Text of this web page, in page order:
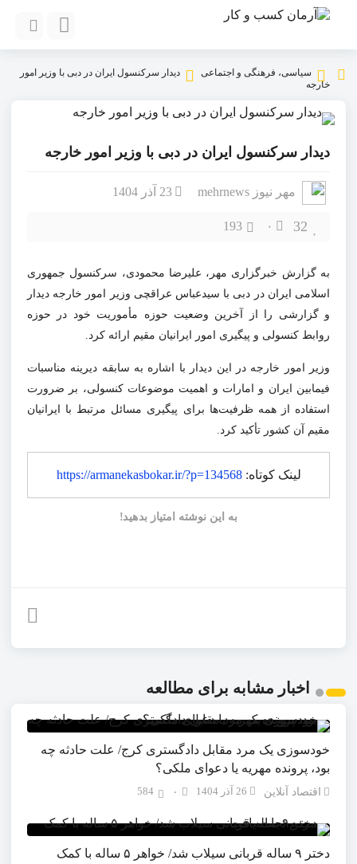
سیاسی، فرهنگی و اجتماعی
دیدار سرکنسول ایران در دبی با وزیر امور
خارجه
دیدار سرکنسول ایران در دبی با وزیر امور خارجه
مهر نیوز mehrnews 23 آذر 1404
32 ۰ 193
به گزارش خبرگزاری مهر، علیرضا محمودی، سرکنسول جمهوری
اسلامی ایران در دبی با سیدعباس عراقچی وزیر امور خارجه دیدار
و گزارشی را از آخرین وضعیت حوزه مأموریت خود در حوزه
روابط کنسولی و پیگیری امور ایرانیان مقیم ارائه کرد.
وزیر امور خارجه در این دیدار با اشاره به سابقه دیرینه مناسبات
فیمابین ایران و امارات و اهمیت موضوعات کنسولی، بر ضرورت
استفاده از همه ظرفیت‌ها برای پیگیری مسائل مرتبط با ایرانیان
مقیم آن کشور تأکید کرد.
لینک کوتاه:https://armanekasbokar.ir/?p=134568
به این نوشته امتیاز بدهید!
اخبار مشابه برای مطالعه
خودسوزی یک مرد مقابل دادگستری کرج/ علت حادثه چه
بود، پرونده مهریه‌ یا دعوای ملکی؟
اقتصاد آنلاین 26 آذر 1404 584
دختر ۹ ساله قربانی سیلاب شد/ خواهر ۵ ساله با کمک